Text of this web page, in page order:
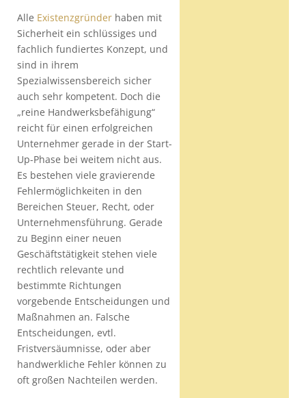
Alle Existenzgründer haben mit
Sicherheit ein schlüssiges und
fachlich fundiertes Konzept, und
sind in ihrem
Spezialwissensbereich sicher
auch sehr kompetent. Doch die
„reine Handwerksbefähigung“
reicht für einen erfolgreichen
Unternehmer gerade in der Start-
Up-Phase bei weitem nicht aus.
Es bestehen viele gravierende
Fehlermöglichkeiten in den
Bereichen Steuer, Recht, oder
Unternehmensführung. Gerade
zu Beginn einer neuen
Geschäftstätigkeit stehen viele
rechtlich relevante und
bestimmte Richtungen
vorgebende Entscheidungen und
Maßnahmen an. Falsche
Entscheidungen, evtl.
Fristversäumnisse, oder aber
handwerkliche Fehler können zu
oft großen Nachteilen werden.